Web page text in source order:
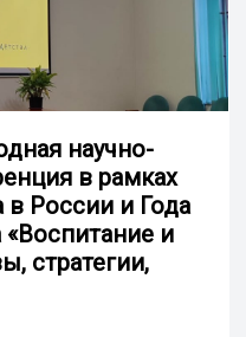
научно-
в рамках
в России и Года
«Воспитание и
стратегии,